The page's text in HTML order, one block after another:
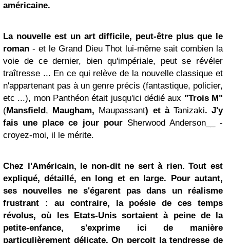
américaine.
La nouvelle est un art difficile, peut-être plus que le
roman - et le Grand Dieu Thot lui-même sait combien la
voie de ce dernier, bien qu'impériale, peut se révéler
traîtresse ... En ce qui relève de la nouvelle classique et
n'appartenant pas à un genre précis (fantastique, policier,
etc ...), mon Panthéon était jusqu'ici dédié aux "Trois M"
(Mansfield, Maugham, Maupassant) et à Tanizaki. J'y
fais une place ce jour pour Sherwood Anderson__ -
croyez-moi, il le mérite.
Chez l'Américain, le non-dit ne sert à rien. Tout est
expliqué, détaillé, en long et en large. Pour autant,
ses nouvelles ne s'égarent pas dans un réalisme
frustrant : au contraire, la poésie de ces temps
révolus, où les Etats-Unis sortaient à peine de la
petite-enfance, s'exprime ici de manière
particulièrement délicate. On perçoit la tendresse de